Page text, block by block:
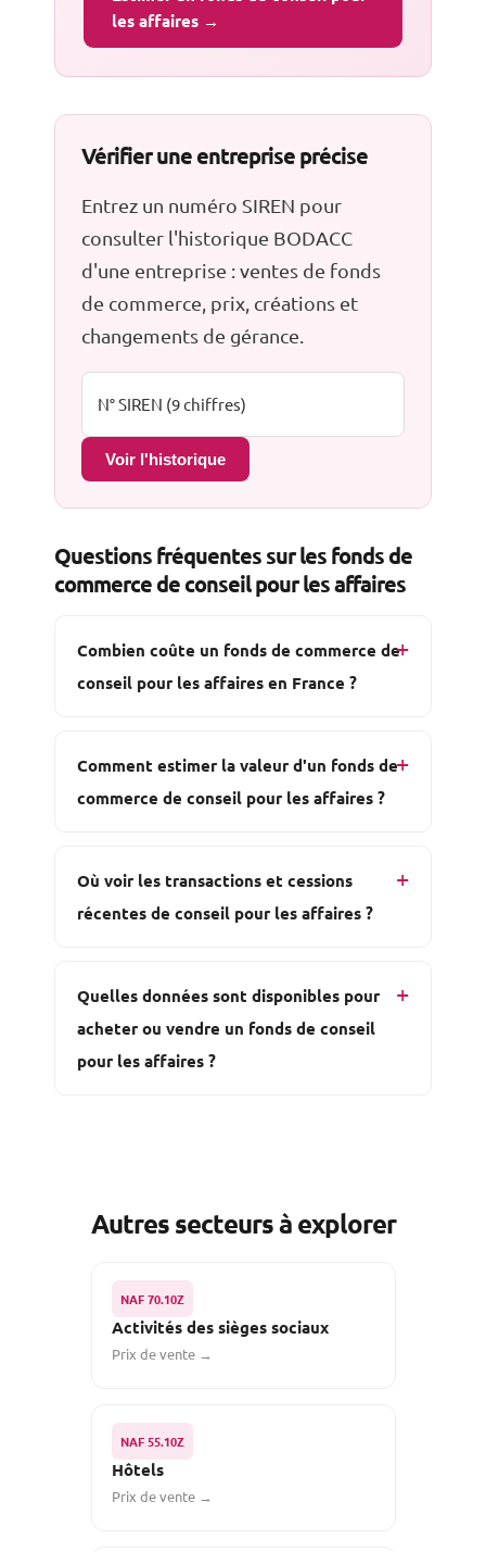
les affaires →
Vérifier une entreprise précise
Entrez un numéro SIREN pour
consulter l'historique BODACC
d'une entreprise : ventes de fonds
de commerce, prix, créations et
changements de gérance.
Voir l'historique
Questions fréquentes sur les fonds de
commerce de conseil pour les affaires
Combien coûte un fonds de commerce de
conseil pour les affaires en France ?
Comment estimer la valeur d'un fonds de
commerce de conseil pour les affaires ?
Où voir les transactions et cessions
récentes de conseil pour les affaires ?
Quelles données sont disponibles pour
acheter ou vendre un fonds de conseil
pour les affaires ?
Autres secteurs à explorer
NAF 70.10Z
Activités des sièges sociaux
Prix de vente →
NAF 55.10Z
Hôtels
Prix de vente →